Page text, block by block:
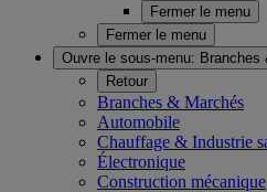
Fermer le menu
Fermer le menu
Ouvre le sous-menu: Branches
Retour
Branches & Marchés
Automobile
Chauffage & Industrie
Électronique
Construction mécanique